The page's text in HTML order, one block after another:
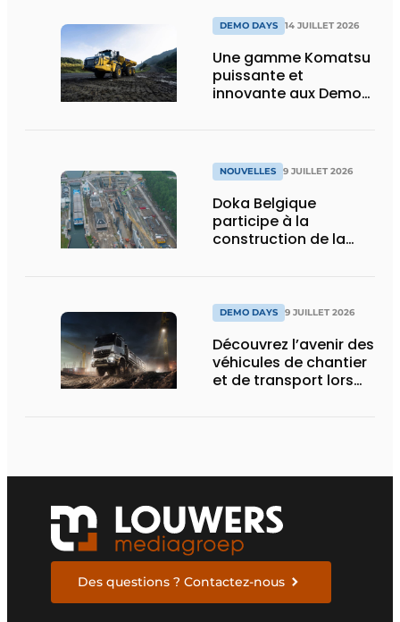
DEMO DAYS 14 JUILLET 2026
Une gamme Komatsu
puissante et
innovante aux Demo
NOUVELLES 9 JUILLET 2026
Doka Belgique
participe à la
construction de la
DEMO DAYS 9 JUILLET 2026
Découvrez l’avenir des
véhicules de chantier
et de transport lors
Des questions ? Contactez-nous